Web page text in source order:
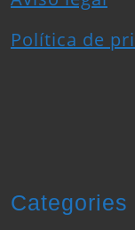
Política de
Categories